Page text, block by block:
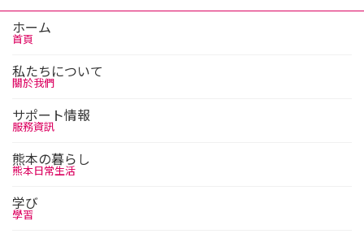
ホーム
首頁
私たちについて
關於我們
サポート情報
服務資訊
熊本の暮らし
熊本日常生活
学び
學習